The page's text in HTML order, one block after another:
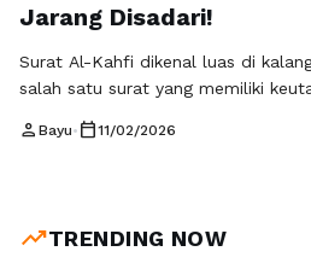
Jarang Disadari!
Surat Al-Kahfi dikenal luas di
salah satu surat yang memiliki
sedikit yang membacanya hanya
sumber cahaya, petunjuk hidup, …
person Bayu• calendar_today11/02/2026
trending_upTRENDING NOW